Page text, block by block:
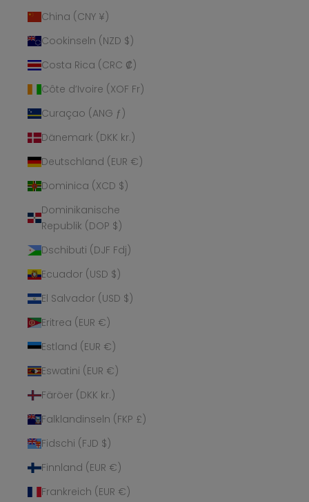
China (CNY ¥)
Cookinseln (NZD $)
Costa Rica (CRC ₡)
Côte d’Ivoire (XOF Fr)
Curaçao (ANG ƒ)
Dänemark (DKK kr.)
Deutschland (EUR €)
Dominica (XCD $)
Dominikanische
Republik (DOP $)
Dschibuti (DJF Fdj)
Ecuador (USD $)
El Salvador (USD $)
Eritrea (EUR €)
Estland (EUR €)
Eswatini (EUR €)
Färöer (DKK kr.)
Falklandinseln (FKP £)
Fidschi (FJD $)
Finnland (EUR €)
Frankreich (EUR €)